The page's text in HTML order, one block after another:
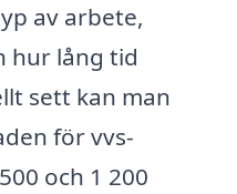
av arbete,
hur lång tid
sett kan man
för vvs-
och 1 200